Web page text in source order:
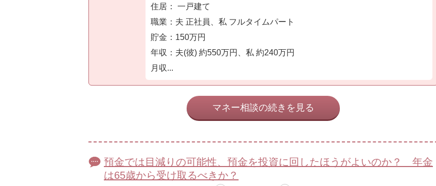
住居： 一戸建て
職業：夫 正社員、私 フルタイムパート
貯金：150万円
年収：夫(彼) 約550万円、私 約240万円
月収...
マネー相談の続きを見る
預金では目減りの可能性、預金を投資に回したほうがよいのか？ 年金
は65歳から受け取るべきか？